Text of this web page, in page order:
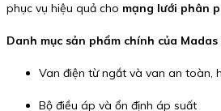
phục vụ hiệu quả cho mạng lưới phân
Danh mục sản phẩm chính của Madas
Van điện từ ngắt và van an toàn,
Bộ điều áp và ổn định áp suất